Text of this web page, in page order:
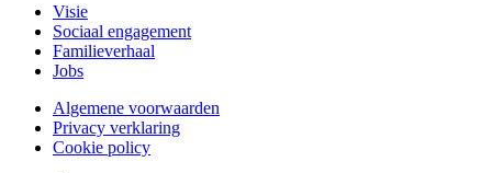
Visie
Sociaal engagement
Familieverhaal
Jobs
Algemene voorwaarden
Privacy verklaring
Cookie policy